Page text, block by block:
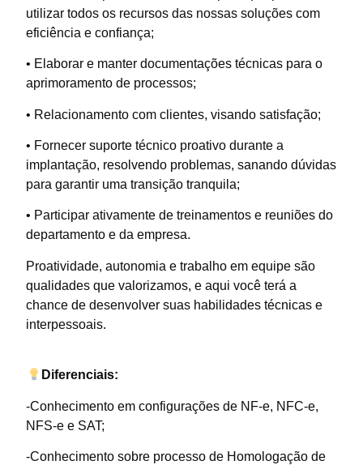
utilizar todos os recursos das nossas soluções com
eficiência e confiança;
• Elaborar e manter documentações técnicas para o
aprimoramento de processos;
• Relacionamento com clientes, visando satisfação;
• Fornecer suporte técnico proativo durante a
implantação, resolvendo problemas, sanando dúvidas
para garantir uma transição tranquila;
• Participar ativamente de treinamentos e reuniões do
departamento e da empresa.
Proatividade, autonomia e trabalho em equipe são
qualidades que valorizamos, e aqui você terá a
chance de desenvolver suas habilidades técnicas e
interpessoais.
Diferenciais:
-Conhecimento em configurações de NF-e, NFC-e,
NFS-e e SAT;
-Conhecimento sobre processo de Homologação de